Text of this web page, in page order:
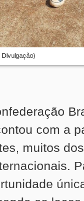
Divulgação)
com a
muitos